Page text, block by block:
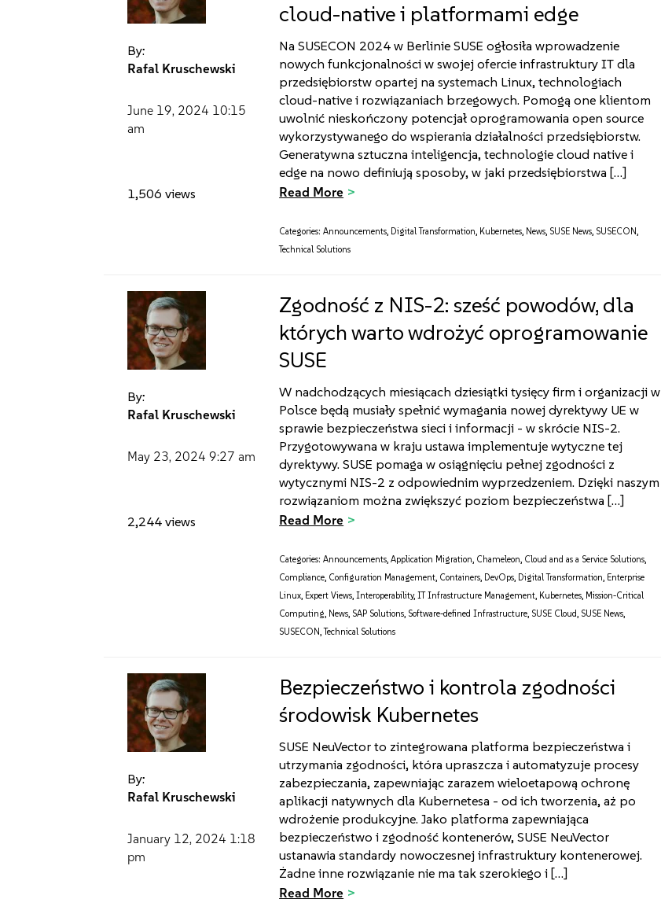
By:
Rafal Kruschewski
June 19, 2024 10:15
am
1,506 views
cloud-native i platformami edge
Na SUSECON 2024 w Berlinie SUSE ogłosiła wprowadzenie
nowych funkcjonalności w swojej ofercie infrastruktury IT dla
przedsiębiorstw opartej na systemach Linux, technologiach
cloud-native i rozwiązaniach brzegowych. Pomogą one klientom
uwolnić nieskończony potencjał oprogramowania open source
wykorzystywanego do wspierania działalności przedsiębiorstw.
Generatywna sztuczna inteligencja, technologie cloud native i
edge na nowo definiują sposoby, w jaki przedsiębiorstwa […]
Read More
Categories: Announcements, Digital Transformation, Kubernetes, News, SUSE News, SUSECON,
Technical Solutions
By:
Rafal Kruschewski
May 23, 2024 9:27 am
2,244 views
Zgodność z NIS-2: sześć powodów, dla
których warto wdrożyć oprogramowanie
SUSE
W nadchodzących miesiącach dziesiątki tysięcy firm i organizacji w
Polsce będą musiały spełnić wymagania nowej dyrektywy UE w
sprawie bezpieczeństwa sieci i informacji - w skrócie NIS-2.
Przygotowywana w kraju ustawa implementuje wytyczne tej
dyrektywy. SUSE pomaga w osiągnięciu pełnej zgodności z
wytycznymi NIS-2 z odpowiednim wyprzedzeniem. Dzięki naszym
rozwiązaniom można zwiększyć poziom bezpieczeństwa […]
Read More
Categories: Announcements,Application Migration, Chameleon, Cloud and as a Service Solutions,
Compliance, Configuration Management, Containers, DevOps, Digital Transformation, Enterprise
Linux, Expert Views,Interoperability,IT Infrastructure Management, Kubernetes, Mission-Critical
Computing, News, SAP Solutions, Software-defined Infrastructure, SUSE Cloud, SUSE News,
SUSECON,Technical Solutions
By:
Rafal Kruschewski
January 12, 2024 1:18
pm
Bezpieczeństwo i kontrola zgodności
środowisk Kubernetes
SUSE NeuVector to zintegrowana platforma bezpieczeństwa i
utrzymania zgodności, która upraszcza i automatyzuje procesy
zabezpieczania, zapewniając zarazem wieloetapową ochronę
aplikacji natywnych dla Kubernetesa - od ich tworzenia, aż po
wdrożenie produkcyjne. Jako platforma zapewniająca
bezpieczeństwo i zgodność kontenerów, SUSE NeuVector
ustanawia standardy nowoczesnej infrastruktury kontenerowej.
Żadne inne rozwiązanie nie ma tak szerokiego i […]
Read More